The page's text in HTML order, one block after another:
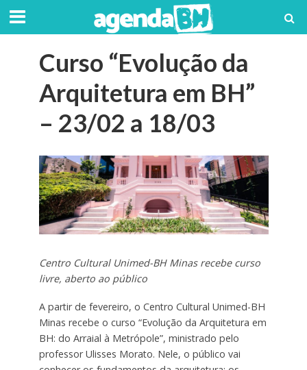
Curso “Evolução da
Arquitetura em BH”
– 23/02 a 18/03
Centro Cultural Unimed-BH Minas recebe curso
livre, aberto ao público
A partir de fevereiro, o Centro Cultural Unimed-BH
Minas recebe o curso “Evolução da Arquitetura em
BH: do Arraial à Metrópole”, ministrado pelo
professor Ulisses Morato. Nele, o público vai